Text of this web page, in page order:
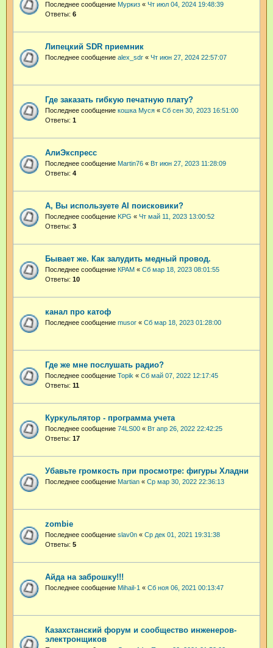
Последнее сообщение Муркиз « Чт июл 04, 2024 19:48:39
Ответы: 6
Липецкий SDR приемник
Последнее сообщение alex_sdr « Чт июн 27, 2024 22:57:07
Где заказать гибкую печатную плату?
Последнее сообщение кошка Муся « Сб сен 30, 2023 16:51:00
Ответы: 1
АлиЭкспресс
Последнее сообщение Martin76 « Вт июн 27, 2023 11:28:09
Ответы: 4
А, Вы используете AI поисковики?
Последнее сообщение KPG « Чт май 11, 2023 13:00:52
Ответы: 3
Бывает же. Как залудить медный провод.
Последнее сообщение КРАМ « Сб мар 18, 2023 08:01:55
Ответы: 10
канал про катоф
Последнее сообщение musor « Сб мар 18, 2023 01:28:00
Где же мне послушать радио?
Последнее сообщение Topik « Сб май 07, 2022 12:17:45
Ответы: 11
Куркульлятор - программа учета
Последнее сообщение 74LS00 « Вт апр 26, 2022 22:42:25
Ответы: 17
Убавьте громкость при просмотре: фигуры Хладни
Последнее сообщение Martian « Ср мар 30, 2022 22:36:13
zombie
Последнее сообщение slav0n « Ср дек 01, 2021 19:31:38
Ответы: 5
Айда на заброшку!!!
Последнее сообщение Mihail-1 « Сб ноя 06, 2021 00:13:47
Казахстанский форум и сообщество инженеров-
электронщиков